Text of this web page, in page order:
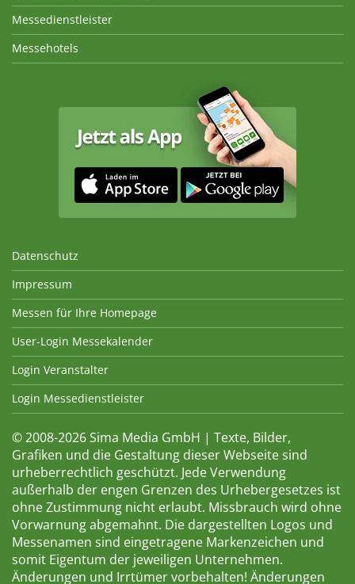
Messedienstleister
Messehotels
Datenschutz
Impressum
Messen für Ihre Homepage
User-Login Messekalender
Login Veranstalter
Login Messedienstleister
© 2008-2026 Sima Media GmbH | Texte, Bilder,
Grafiken und die Gestaltung dieser Webseite sind
urheberrechtlich geschützt. Jede Verwendung
außerhalb der engen Grenzen des Urhebergesetzes ist
ohne Zustimmung nicht erlaubt. Missbrauch wird ohne
Vorwarnung abgemahnt. Die dargestellten Logos und
Messenamen sind eingetragene Markenzeichen und
somit Eigentum der jeweiligen Unternehmen.
Änderungen und Irrtümer vorbehalten! Änderungen